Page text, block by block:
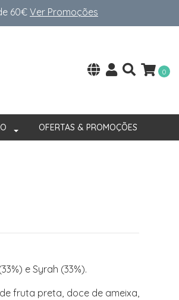
60€Ver Promoções
0
OFERTAS & PROMOÇÕES
e Syrah (33%).
fruta preta, doce de ameixa,